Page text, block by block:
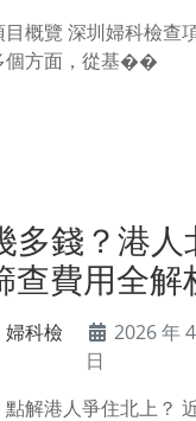
概覽 深圳婦科檢查
個方面，從基��
多錢？港人
查費用全解
婦科檢
2026 年
日
解港人爭住北上？